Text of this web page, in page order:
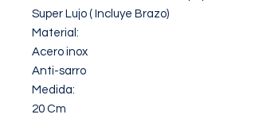
Super Lujo ( Incluye Brazo)
Material:
Acero inox
Anti-sarro
Medida:
20 Cm